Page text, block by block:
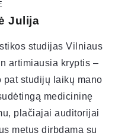
Julija
studijas Vilniaus
artimiausia kryptis –
pat studijų laikų mano
medicininę
plačiajai auditorijai
metus dirbdama su